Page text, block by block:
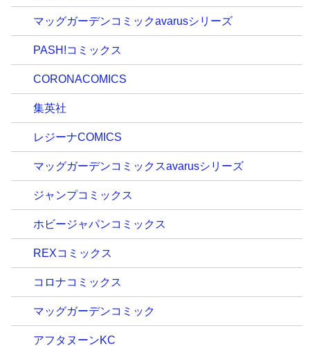
マッグガーデンコミックavarusシリーズ
PASH!コミックス
CORONACOMICS
集英社
レジーナCOMICS
マッグガーデンコミックスavarusシリーズ
ジャンプコミックス
ホビージャパンコミックス
REXコミックス
コロナコミックス
マッグガーデンコミック
アフタヌーンKC